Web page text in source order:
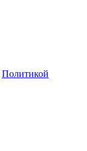
Политикой